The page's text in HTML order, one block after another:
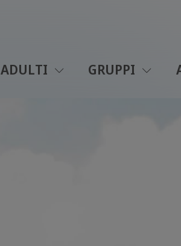
ADULTI GRUPPI